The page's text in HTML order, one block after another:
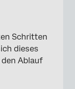
Schritten
dieses
Ablauf